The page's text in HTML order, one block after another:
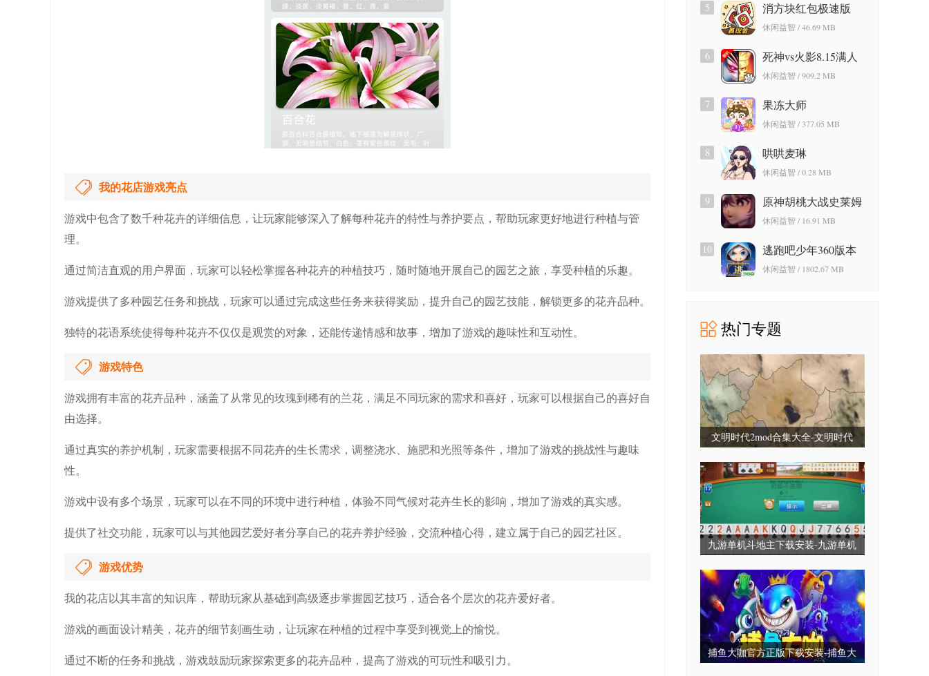
我的花店游戏亮点
游戏中包含了数千种花卉的详细信息，让玩家能够深入了解每种花卉的特性与养护要点，帮助玩家更好地进行种植与管
理。
通过简洁直观的用户界面，玩家可以轻松掌握各种花卉的种植技巧，随时随地开展自己的园艺之旅，享受种植的乐趣。
游戏提供了多种园艺任务和挑战，玩家可以通过完成这些任务来获得奖励，提升自己的园艺技能，解锁更多的花卉品种。
独特的花语系统使得每种花卉不仅仅是观赏的对象，还能传递情感和故事，增加了游戏的趣味性和互动性。
游戏特色
游戏拥有丰富的花卉品种，涵盖了从常见的玫瑰到稀有的兰花，满足不同玩家的需求和喜好，玩家可以根据自己的喜好自
由选择。
通过真实的养护机制，玩家需要根据不同花卉的生长需求，调整浇水、施肥和光照等条件，增加了游戏的挑战性与趣味
性。
游戏中设有多个场景，玩家可以在不同的环境中进行种植，体验不同气候对花卉生长的影响，增加了游戏的真实感。
提供了社交功能，玩家可以与其他园艺爱好者分享自己的花卉养护经验，交流种植心得，建立属于自己的园艺社区。
游戏优势
我的花店以其丰富的知识库，帮助玩家从基础到高级逐步掌握园艺技巧，适合各个层次的花卉爱好者。
游戏的画面设计精美，花卉的细节刻画生动，让玩家在种植的过程中享受到视觉上的愉悦。
通过不断的任务和挑战，游戏鼓励玩家探索更多的花卉品种，提高了游戏的可玩性和吸引力。
5 消方块红包极速版
休闲益智 / 46.69 MB
6
死神vs火影8.15满人
物版
休闲益智 / 909.2 MB
7 果冻大师
休闲益智 / 377.05 MB
8 哄哄麦琳
休闲益智 / 0.28 MB
9
原神胡桃大战史莱姆
游戏免费版
休闲益智 / 16.91 MB
10 逃跑吧少年360版本
休闲益智 / 1802.67 MB
热门专题
文明时代2mod合集大全-文明时代
整合包
九游单机斗地主下载安装-九游单机
无毒免费无需网
捕鱼大咖官方正版下载安装-捕鱼大